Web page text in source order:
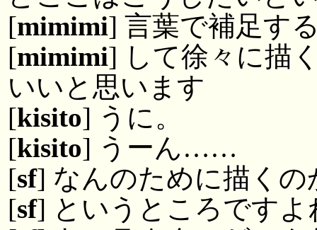
[mimimi] 言葉で補足す
[mimimi] して徐々に描
いいと思います
[kisito] うに。
[kisito] うーん……
[sf] なんのために描くの
[sf] というところですよ